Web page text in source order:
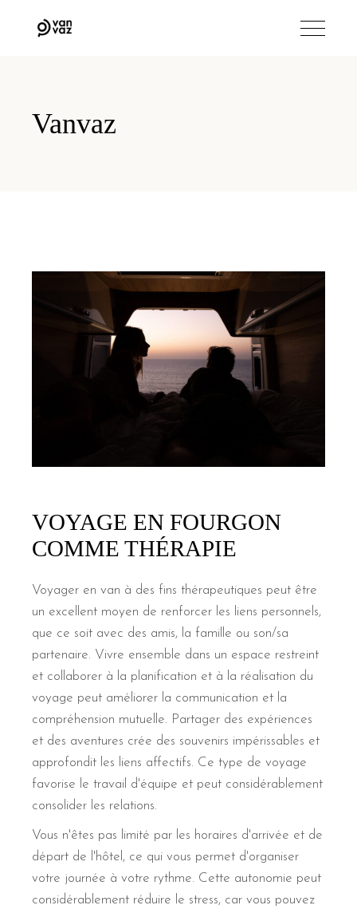
Vanvaz
VOYAGE EN FOURGON
COMME THÉRAPIE
Voyager en van à des fins thérapeutiques peut être
un excellent moyen de renforcer les liens personnels,
que ce soit avec des amis, la famille ou son/sa
partenaire. Vivre ensemble dans un espace restreint
et collaborer à la planification et à la réalisation du
voyage peut améliorer la communication et la
compréhension mutuelle. Partager des expériences
et des aventures crée des souvenirs impérissables et
approfondit les liens affectifs. Ce type de voyage
favorise le travail d'équipe et peut considérablement
consolider les relations.
Vous n'êtes pas limité par les horaires d'arrivée et de
départ de l'hôtel, ce qui vous permet d'organiser
votre journée à votre rythme. Cette autonomie peut
considérablement réduire le stress, car vous pouvez